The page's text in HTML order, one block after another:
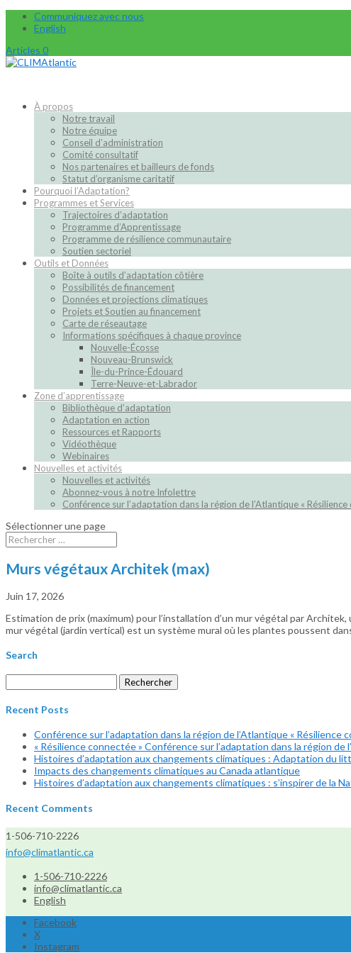
Communiquez avec nous
English
Articles 0
À propos
Notre travail
Notre équipe
Conseil d’administration
Comité consultatif
Nos partenaires et bailleurs de fonds
Statut d’organisme caritatif
Pourquoi l’Adaptation?
Programmes et Services
Trajectoires d’adaptation
Programme d’Apprentissage
Programme de résilience communautaire
Soutien sectoriel
Outils et Données
Boîte à outils d’adaptation côtière
Possibilités de financement
Données et projections climatiques
Projets et Soutien au financement
Carte de réseautage
Informations spécifiques à chaque province
Nouvelle-Écosse
Nouveau-Brunswick
Île-du-Prince-Édouard
Terre-Neuve-et-Labrador
Zone d’apprentissage
Bibliothèque d’adaptation
Adaptation en action
Ressources et Rapports
Vidéothèque
Webinaires
Nouvelles et activités
Nouvelles et activités
Abonnez-vous à notre Infolettre
Conférence sur l’adaptation dans la région de l’Atlantique « Résilience
Sélectionner une page
Murs végétaux Architek (max)
Juin 17, 2026
Estimation de prix (maximum) pour l’installation d’un mur végétal par
mur végétal (jardin vertical) est un système mural où les plantes poussent
Search
Recent Posts
Conférence sur l’adaptation dans la région de l’Atlantique « Résilience
« Résilience connectée » Conférence sur l’adaptation dans la région de
Histoires d’adaptation aux changements climatiques : Adaptation du
Impacts des changements climatiques au Canada atlantique
Histoires d’adaptation aux changements climatiques : s’inspirer de la
Recent Comments
1-506-710-2226
info@climatlantic.ca
1-506-710-2226
info@climatlantic.ca
English
Facebook
X
Instagram